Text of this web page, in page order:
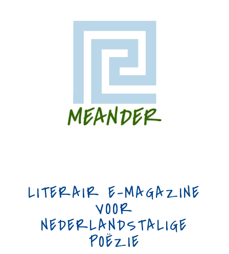
LITERAIR E-MAGAZINE
VOOR
NEDERLANDSTALIGE
POËZIE